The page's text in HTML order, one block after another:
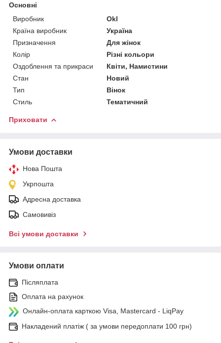
Основні
Виробник
Okl
Країна виробник
Україна
Призначення
Для жінок
Колір
Різні кольори
Оздоблення та прикраси
Квіти, Намистини
Стан
Новий
Тип
Вінок
Стиль
Тематичний
Приховати
Умови доставки
Нова Пошта
Укрпошта
Адресна доставка
Самовивіз
Всі умови доставки
Умови оплати
Післяплата
Оплата на рахунок
Онлайн-оплата карткою Visa, Mastercard - LiqPay
Накладений платіж ( за умови передоплати 100 грн)